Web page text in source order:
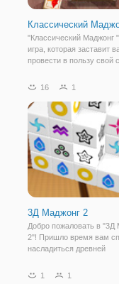
Классический
"Классический Маджонг
игра, которая заставит
провести в пользу свой
древнекитайском
самые умные мудрецы.
пришло ваше время
16 1
3Д Маджонг 2
Добро пожаловать в "3Д
2"! Пришло время вам
насладиться древней
прямо сейчас! Эта игра
1 1